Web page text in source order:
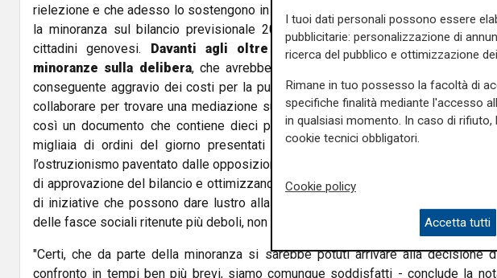
rielezione e che adesso lo sostengono in Sala Rossa - di raggiungere un accordo
la minoranza sul bilancio previsionale 2024, anteponendo anzitutto l’interesse
cittadini genovesi.
Davanti agli oltre 12 mila documenti presentati
minoranze sulla delibera, che avrebbero visto una seduta di bilancio fiume,
conseguente aggravio dei costi per la pubblica Amministrazione, abbiamo
collaborare per trovare una mediazione su temi che riteniamo di buon senso. È
così un documento che contiene dieci punti programmatici che hanno
migliaia di ordini del giorno presentati dalla minoranza e permesso di
l’ostruzionismo paventato dalle opposizioni, scongiurando un appesantimento
di approvazione del bilancio e ottimizzando la spesa pubblica. Inoltre, la
di iniziative che possono dare lustro alla città di Genova, in merito alla
delle fasce sociali ritenute più deboli, non può che inorgoglirci".
"Certi, che da parte della minoranza si sarebbe potuti arrivare alla decisione
confronto in tempi ben più brevi, siamo comunque soddisfatti - conclude la
I tuoi dati personali possono essere
pubblicitarie: personalizzazione di
ricerca del pubblico e ottimizzazione
Rimane in tuo possesso la facoltà di
specifiche finalità mediante l'accesso
in qualsiasi momento. In caso di
cookie tecnici obbligatori.
Cookie policy
Accetta tutti